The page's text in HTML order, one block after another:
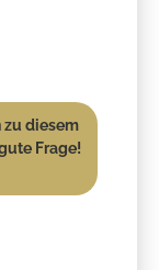
zu diesem
Frage!